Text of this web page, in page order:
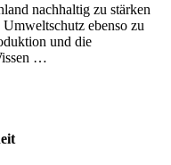
nachhaltig zu stärken
ebenso zu
und die
…